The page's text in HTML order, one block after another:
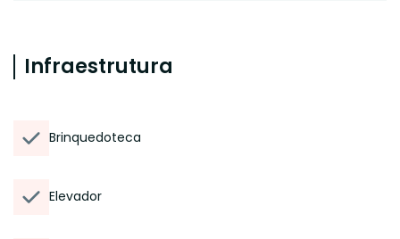
Infraestrutura
Brinquedoteca
Elevador